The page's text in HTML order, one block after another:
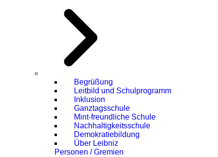
Begrüßung
Leitbild und Schulprogramm
Inklusion
Ganztagsschule
Mint-freundliche Schule
Nachhaltigkeitsschule
Demokratiebildung
Über Leibniz
Personen / Gremien